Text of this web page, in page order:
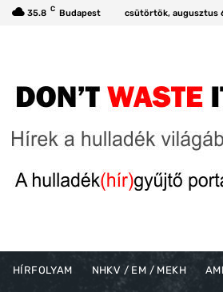
35.8 C Budapest csütörtök, augusztus
HÍRFOLYAM NHKV / EM / MEKH